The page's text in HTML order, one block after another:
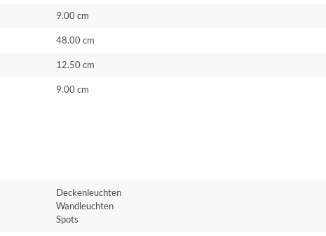
9.00 cm
48.00 cm
12.50 cm
9.00 cm
Deckenleuchten
Wandleuchten
Spots